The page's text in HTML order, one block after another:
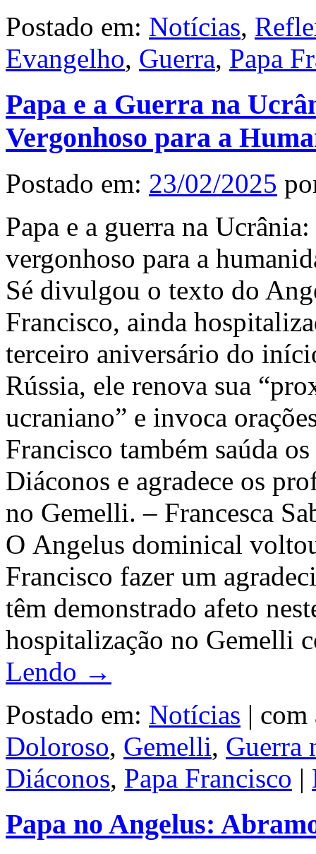
Postado em: Notícias,
Evangelho, Guerra, Papa
Papa e a Guerra na
Vergonhoso para a
Postado em: 23/02/2025
Papa e a guerra na
vergonhoso para a
Sé divulgou o texto do
Francisco, ainda
terceiro aniversário do
Rússia, ele renova sua
ucraniano” e invoca
Francisco também saúda
Diáconos e agradece os
no Gemelli. – Francesca
O Angelus dominical
Francisco fazer um
têm demonstrado afeto
hospitalização no Gemelli
Lendo →
Postado em: Notícias | com
Doloroso, Gemelli, Guerra
Diáconos, Papa Francisco |
Papa no Angelus: